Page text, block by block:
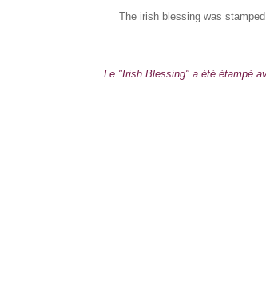
The irish blessing was
Le "Irish Blessing" a été étampé